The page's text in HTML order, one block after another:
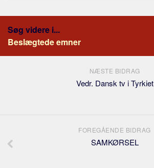
Søg videre i...
Beslægtede emner
NÆSTE BIDRAG
Vedr. Dansk tv i Tyrkiet
FOREGÅENDE BIDRAG
SAMKØRSEL